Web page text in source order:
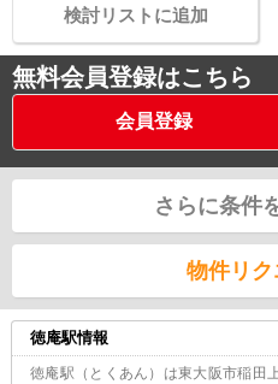
検討リストに追加
無料会員登録はこちら
会員登録
さらに条件
物件リク
徳庵駅情報
徳庵駅（とくあん）は東大阪市稲田